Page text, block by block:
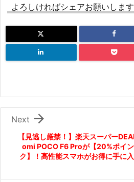
よろしければシェアお願いします
【見逃し厳禁！】楽天スーパー
omi POCO F6 Proが【20%ポイ
ク】！高性能スマホがお得に手に

Next